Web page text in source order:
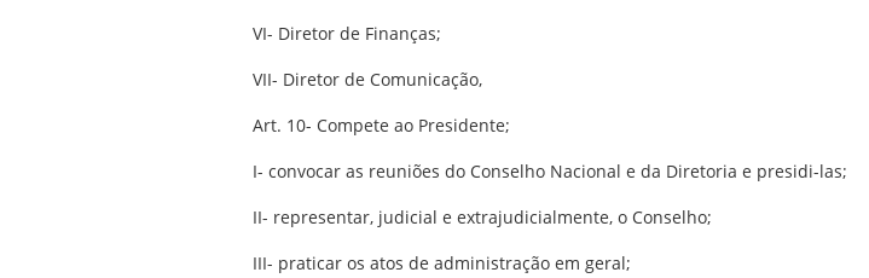
VI- Diretor de Finanças;
VII- Diretor de Comunicação,
Art. 10- Compete ao Presidente;
I- convocar as reuniões do Conselho Nacional e da Diretoria e presidi-las;
II- representar, judicial e extrajudicialmente, o Conselho;
III- praticar os atos de administração em geral;